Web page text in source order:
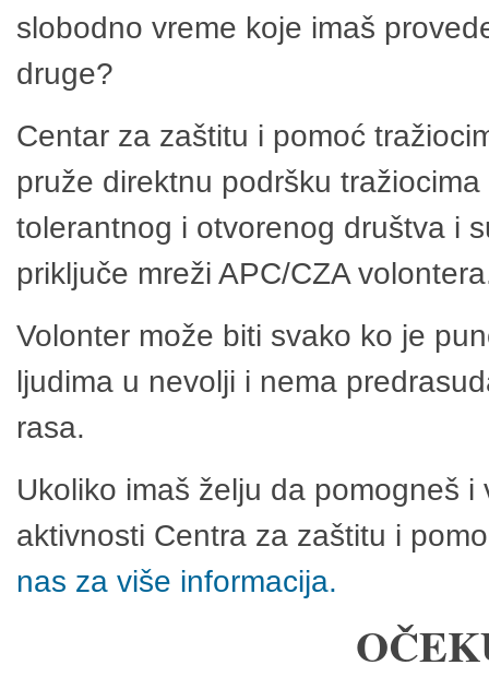
slobodno vreme koje imaš
druge?
Centar za zaštitu i pomoć
pruže direktnu podršku
tolerantnog i otvorenog društva i
priključe mreži APC/CZA
Volonter može biti svako ko je
ljudima u nevolji i nema
rasa.
Ukoliko imaš želju da pomogneš
aktivnosti Centra za zaštitu i
nas za više informacija.